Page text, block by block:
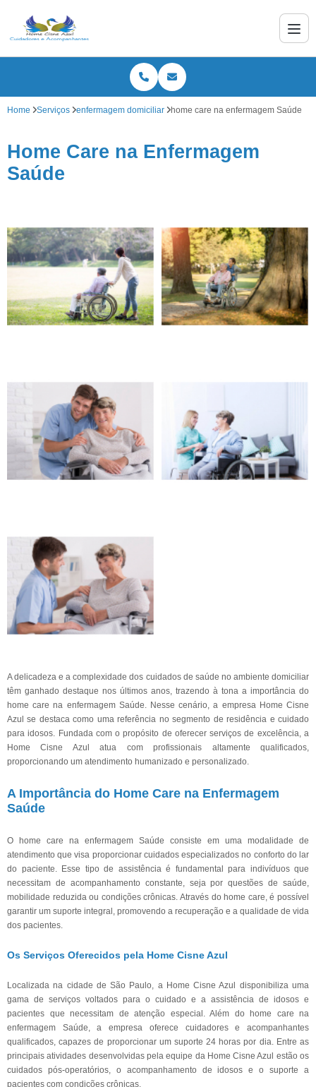
Home Serviços enfermagem domiciliar home care na enfermagem Saúde
Home Care na Enfermagem
Saúde
A delicadeza e a complexidade dos cuidados de saúde no ambiente domiciliar
têm ganhado destaque nos últimos anos, trazendo à tona a importância do
home care na enfermagem Saúde. Nesse cenário, a empresa Home Cisne
Azul se destaca como uma referência no segmento de residência e cuidado
para idosos. Fundada com o propósito de oferecer serviços de excelência, a
Home Cisne Azul atua com profissionais altamente qualificados,
proporcionando um atendimento humanizado e personalizado.
A Importância do Home Care na Enfermagem
Saúde
O home care na enfermagem Saúde consiste em uma modalidade de
atendimento que visa proporcionar cuidados especializados no conforto do lar
do paciente. Esse tipo de assistência é fundamental para indivíduos que
necessitam de acompanhamento constante, seja por questões de saúde,
mobilidade reduzida ou condições crônicas. Através do home care, é possível
garantir um suporte integral, promovendo a recuperação e a qualidade de vida
dos pacientes.
Os Serviços Oferecidos pela Home Cisne Azul
Localizada na cidade de São Paulo, a Home Cisne Azul disponibiliza uma
gama de serviços voltados para o cuidado e a assistência de idosos e
pacientes que necessitam de atenção especial. Além do home care na
enfermagem Saúde, a empresa oferece cuidadores e acompanhantes
qualificados, capazes de proporcionar um suporte 24 horas por dia. Entre as
principais atividades desenvolvidas pela equipe da Home Cisne Azul estão os
cuidados pós-operatórios, o acompanhamento de idosos e o suporte a
pacientes com condições crônicas.